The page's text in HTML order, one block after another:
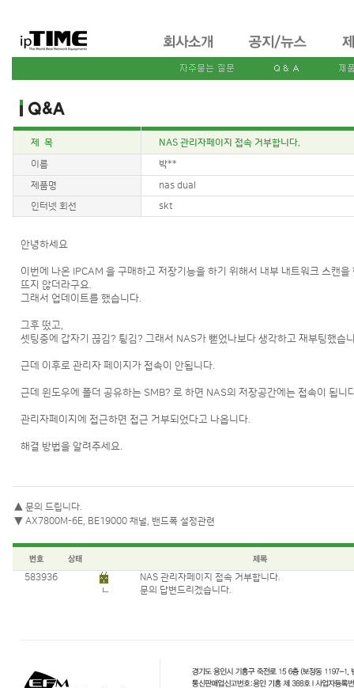
제 목 NAS 관리자페이지 접속 거부합니다.
이름 박**
제품명
nas dual
인터넷 회선
skt
안녕하세요
이번에 나온 IPCAM 을 구매하고 저장기능을 하기 위해서 내부 내트워크 스캔을
뜨지 않더라구요.
그래서 업데이트를 했습니다.
그후 떴고,
셋팅중에 갑자기 끊김? 튕김? 그래서 NAS가 뻗었나보다 생각하고 재부팅했습
근데 이후로 관리자 페이지가 접속이 안됩니다.
근데 윈도우에 폴더 공유하는 SMB? 로 하면 NAS의 저장공간에는 접속이 됩니
관리자페이지에 접근하면 접근 거부되었다고 나옵니다.
해결 방법을 알려주세요.
▲ 문의 드립니다.
▼ AX7800M-6E, BE19000 채널, 밴드폭 설정관련
583936
NAS 관리자페이지 접속 거부합니다.
ㄴ
문의 답변드리겠습니다.